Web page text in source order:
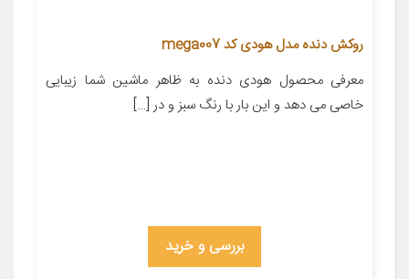
روکش دنده مدل هودی کد mega007
معرفی محصول ‌‌‌‌‌‌‌‌‌‌‌‌‌‌‌‌‌‌‌‌‌‌‌‌‌‌‌‌‌‌‌‌‌‌‌‌‌‌‌‌‌‌‌‌‌‌‌‌‌‌‌‌‌‌‌‌‌‌‌‌‌‌‌‌‌‌‌‌‌‌‌‌‌‌‌‌‌‌‌‌‌‌‌‌‌‌‌‌‌‌‌‌‌‌‌‌‌‌‌‌‌‌‌‌‌‌‌‌‌‌‌‌‌‌‌‌‌‌‌‌‌‌‌‌‌‌‌‌‌‌‌‌‌‌‌‌‌‌‌‌‌‌‌‌‌‌‌‌‌‌هودی دنده به ظاهر ماشین شما زیبایی
خاصی می دهد و این بار با رنگ سبز و در […]
بررسی و خرید